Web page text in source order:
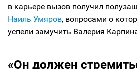
в карьере вызов получил
Наиль Умяров, вопросами о
успели замучить Валерия
«Он должен